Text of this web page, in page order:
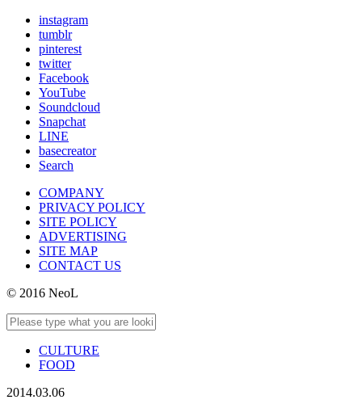
instagram
tumblr
pinterest
twitter
Facebook
YouTube
Soundcloud
Snapchat
LINE
basecreator
Search
COMPANY
PRIVACY POLICY
SITE POLICY
ADVERTISING
SITE MAP
CONTACT US
© 2016 NeoL
CULTURE
FOOD
2014.03.06